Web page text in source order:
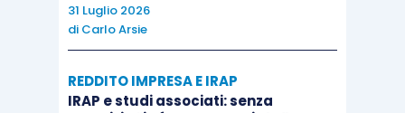
31 Luglio 2026
di Carlo Arsie
REDDITO IMPRESA E IRAP
IRAP e studi associati: senza